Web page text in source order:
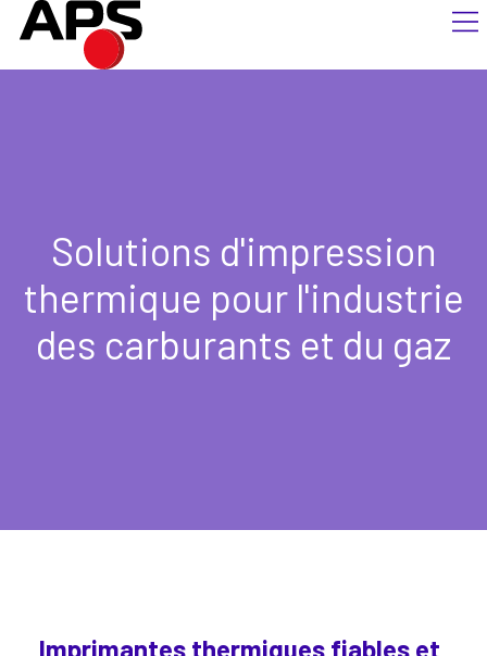
Solutions d'impression
thermique pour l'industrie
des carburants et du gaz
Imprimantes thermiques fiables et